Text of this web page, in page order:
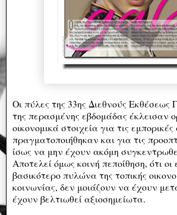
Oι πύλες της 33ης Διεθνούς Εκθέσεως
της περασμένης εβδομάδας έκλεισαν
οικονομικά στοιχεία για τις
πραγματοποιήθηκαν και για τις
ίσως να μην έχουν ακόμη
Αποτελεί όμως κοινή πεποίθηση, ότι οι
βασικότερο πυλώνα της τοπικής
κοινωνίας, δεν μοιάζουν να έχουν
έχουν βελτιωθεί αξιοσημείωτα.